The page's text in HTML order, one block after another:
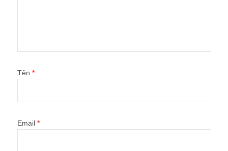
Tên *
Email *